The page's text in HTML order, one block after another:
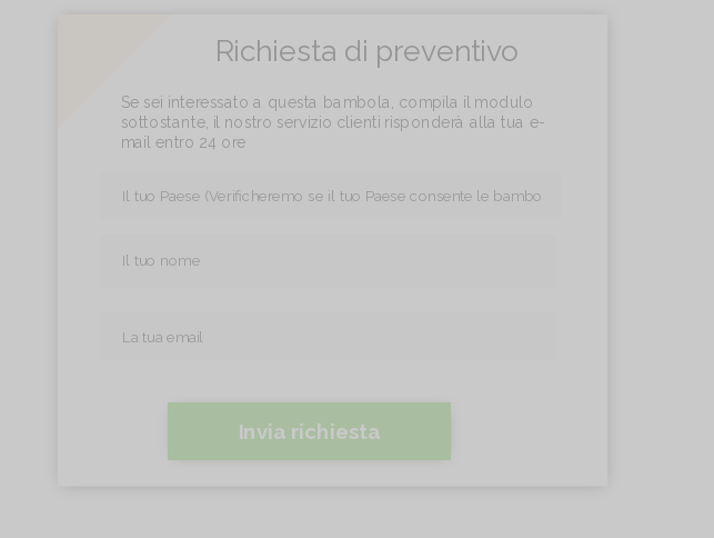
Richiesta di preventivo
Se sei interessato a questa bambola, compila il modulo
sottostante, il nostro servizio clienti risponderà alla tua e-
mail entro 24 ore
Invia richiesta